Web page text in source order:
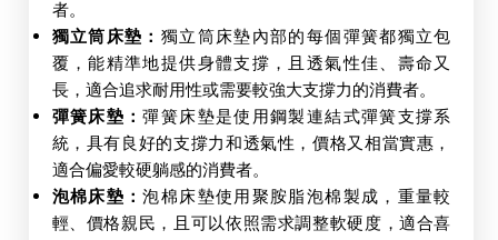
者。
獨立筒床墊： 獨立筒床墊內部的每個彈簧都獨立包
覆，能精準地提供身體支撐，且透氣性佳、壽命又
長，適合追求耐用性或需要較強大支撐力的消費者。
彈簧床墊：彈簧床墊是使用鋼製連結式彈簧支撐系
統，具有良好的支撐力和透氣性，價格又相當實惠，
適合偏愛較硬躺感的消費者。
泡棉床墊：泡棉床墊使用聚胺脂泡棉製成，重量較
輕、價格親民，且可以依照需求調整軟硬度，適合喜